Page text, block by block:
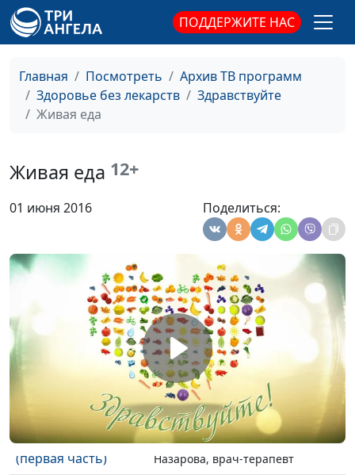
ПОДДЕРЖИТЕ НАС
Главная Посмотреть
Архив ТВ программ
Здоровье без лекарств
Здравствуйте
Живая еда
Живая еда 12+
01 июня 2016 Поделиться:
спорту
Берча, специалист по
физической культуре и
кальция
Вадим Сорокин, Наталья
Назарова, врач-терапевт
#9
Чай и кофе: вред
или польза?
Вадим Сорокин, Наталья
Назарова, врач-терапевт
#8
Такая обманчивая
сладкая жизнь
Вадим Сорокин, Наталья
Назарова, врач-терапевт
Когда нужна диета
(вторая часть)
Вадим Сорокин, Наталья
Назарова, врач-терапевт
Когда нужна диета
(первая часть)
Вадим Сорокин, Наталья
Назарова, врач-терапевт
#5